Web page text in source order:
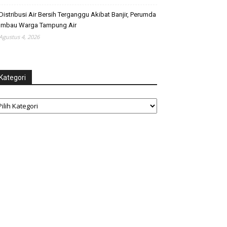
Air Bersih Terganggu Akibat Banjir, Perumda
Warga Tampung Air
4, 2026